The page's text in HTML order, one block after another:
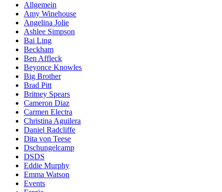
Allgemein
Amy Winehouse
Angelina Jolie
Ashlee Simpson
Bai Ling
Beckham
Ben Affleck
Beyonce Knowles
Big Brother
Brad Pitt
Britney Spears
Cameron Diaz
Carmen Electra
Christina Aguilera
Daniel Radcliffe
Dita von Teese
Dschungelcamp
DSDS
Eddie Murphy
Emma Watson
Events